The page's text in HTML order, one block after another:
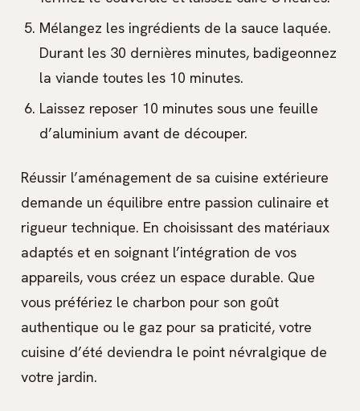
Mélangez les ingrédients de la sauce laquée.
Durant les 30 dernières minutes, badigeonnez
la viande toutes les 10 minutes.
Laissez reposer 10 minutes sous une feuille
d’aluminium avant de découper.
Réussir l’aménagement de sa cuisine extérieure
demande un équilibre entre passion culinaire et
rigueur technique. En choisissant des matériaux
adaptés et en soignant l’intégration de vos
appareils, vous créez un espace durable. Que
vous préfériez le charbon pour son goût
authentique ou le gaz pour sa praticité, votre
cuisine d’été deviendra le point névralgique de
votre jardin.